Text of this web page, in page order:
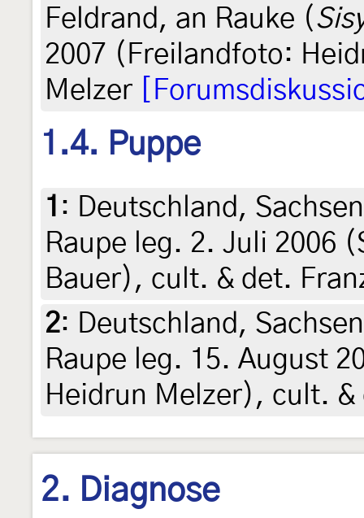
Feldrand, an Rauke (
2007 (Freilandfoto:
Melzer
1.4. Puppe
1 : Deutschland,
Raupe leg. 2. Juli 2006
Bauer), cult. & det.
2: Deutschland,
Raupe leg. 15. August
Heidrun Melzer), cult.
2. Diagnose